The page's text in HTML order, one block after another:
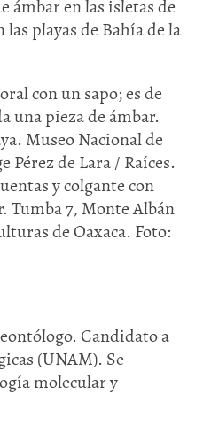
ámbar en las isletas de
las playas de Bahía de la
con un sapo; es de
una pieza de ámbar.
Museo Nacional de
Pérez de Lara / Raíces.
y colgante con
Tumba 7, Monte Albán
de Oaxaca. Foto:
Candidato a
(UNAM). Se
molecular y